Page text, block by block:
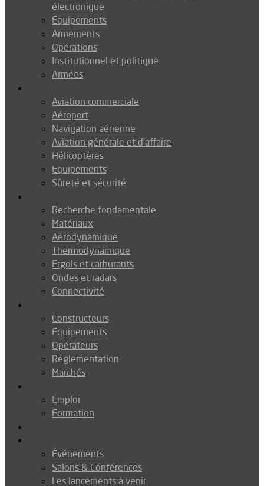
électronique
Equipements
Armements
Opérations
Institutionnel et politique
Armées
Aviation commerciale
Aéroport
Navigation aérienne
Aviation générale et d’affaire
Hélicoptères
Equipements
Sûreté et sécurité
Recherche fondamentale
Matériaux
Aérodynamique
Thermodynamique
Ergols et carburants
Ondes et radars
Connectivité
Constructeurs
Equipements
Opérateurs
Réglementation
Marchés
Emploi
Formation
Événements
Salons & Conférences
Les lancements à venir